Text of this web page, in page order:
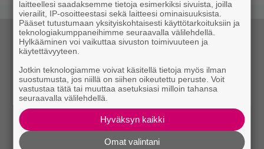
laitteellesi saadaksemme tietoja esimerkiksi sivuista, joilla
vierailit, IP-osoitteestasi sekä laitteesi ominaisuuksista.
Pääset tutustumaan yksityiskohtaisesti käyttötarkoituksiin ja
teknologiakumppaneihimme seuraavalla välilehdellä.
Hylkääminen voi vaikuttaa sivuston toimivuuteen ja
käytettävyyteen.
Jotkin teknologiamme voivat käsitellä tietoja myös ilman
suostumusta, jos niillä on siihen oikeutettu peruste. Voit
vastustaa tätä tai muuttaa asetuksiasi milloin tahansa
seuraavalla välilehdellä.
Hyväksyn kaikki
Omat valintani